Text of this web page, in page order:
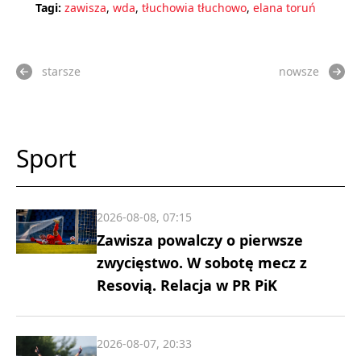
Tagi: zawisza, wda, tłuchowia tłuchowo, elana toruń
starsze nowsze
Sport
Zawisza powalczy o pierwsze
zwycięstwo. W sobotę mecz z
Resovią. Relacja w PR PiK
2026-08-08, 07:15
2026-08-07, 20:33